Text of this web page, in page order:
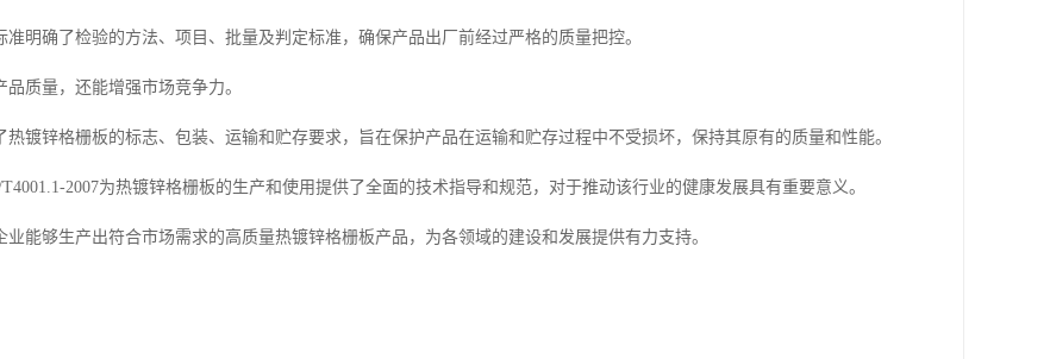
准明确了检验的方法、项目、批量及判定标准，确保产品出厂前经过严格的质量把控。
质量，还能增强市场竞争力。
热镀锌格栅板的标志、包装、运输和贮存要求，旨在保护产品在运输和贮存过程中不受损坏，保持其原有的质量和性能。
2007为热镀锌格栅板的生产和使用提供了全面的技术指导和规范，对于推动该行业的健康发展具有重要意义。
业能够生产出符合市场需求的高质量热镀锌格栅板产品，为各领域的建设和发展提供有力支持。